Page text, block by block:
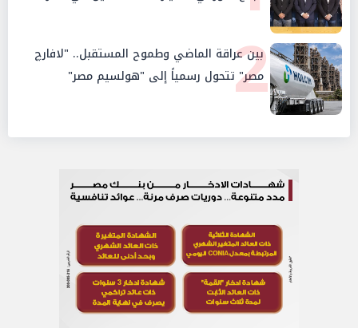
2
بين عراقة الماضي وطموح المستقبل.. "لافارچ
مصر" تتحول رسمياً إلى "هولسيم مصر"